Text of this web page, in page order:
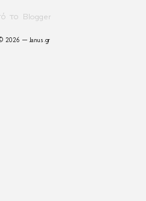
το Blogger
2026 — Janus.gr